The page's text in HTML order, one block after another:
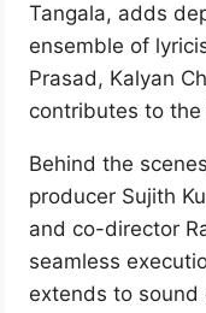
Tangala, adds
ensemble of
Prasad, Kalyan
contributes to the
Behind the
producer Sujith
and co-director
seamless
extends to sound